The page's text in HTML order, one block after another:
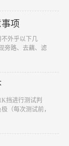
项
外乎以下几
路、去藕、滤
挡进行测试判
（每次测试前，